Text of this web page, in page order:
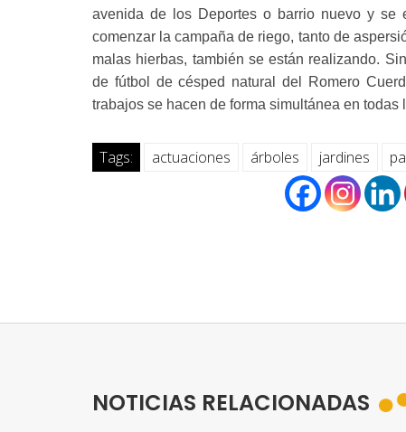
avenida de los Deportes o barrio nuevo y se
comenzar la campaña de riego, tanto de
malas hierbas, también se están realizando.
de fútbol de césped natural del Romero
trabajos se hacen de forma simultánea en todas
Tags: actuaciones árboles jardines
NOTICIAS RELACIONADAS